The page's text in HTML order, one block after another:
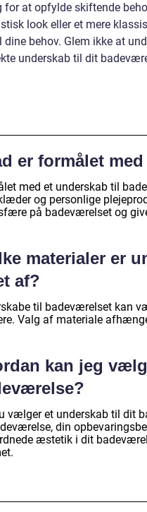
for at opfylde skiftende
look eller et mere
dine behov. Glem ikke at
underskab til dit
er formålet
med et underskab til
og personlige
på badeværelset og
materialer er
af?
til badeværelset kan
Valg af materiale
kan jeg
vælger et underskab til dit
din
æstetik i dit